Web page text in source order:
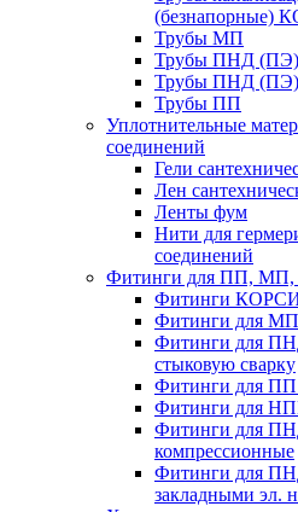
(безнапорные)
Трубы МП
Трубы ПНД (ПЭ)
Трубы ПНД (ПЭ)
Трубы ПП
Уплотнительные
соединений
Гели
Лен
Ленты фум
Нити для
соединений
Фитинги для ПП, МП,
Фитинги
Фитинги для МП
Фитинги для
стыковую сварку
Фитинги для ПП
Фитинги для
Фитинги для
компрессионные
Фитинги для
закладными эл.